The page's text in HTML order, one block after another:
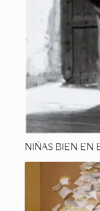
NIÑAS BIEN EN